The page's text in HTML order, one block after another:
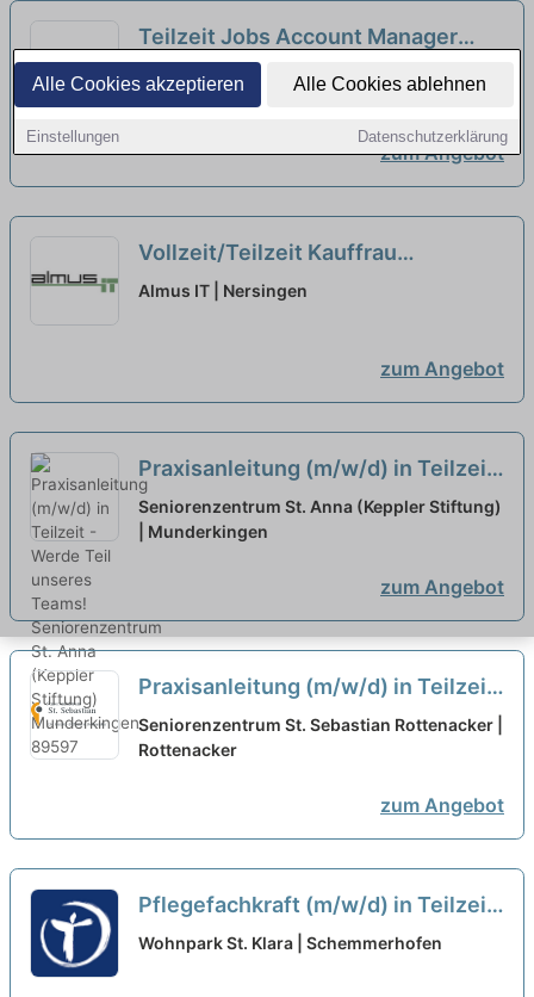
Alle Cookies akzeptieren Alle Cookies ablehnen
Einstellungen Datenschutzerklärung
Teilzeit Jobs Account Manager
Beimerstetten - Teilzeitangebote
entdecken neu
Universität Ulm Rektoramt SR-1 | Ulm
zum Angebot
Vollzeit/Teilzeit Kauffrau
/Kaufmann für Büromanagement
Almus IT | Nersingen
zum Angebot
Praxisanleitung (m/w/d) in Teilzeit
- Werde Teil unseres Teams! neu
Seniorenzentrum St. Anna (Keppler Stiftung)
| Munderkingen
zum Angebot
Praxisanleitung (m/w/d) in Teilzeit
- Ein Arbeitsplatz in einer
familiären Arbeitsatmosphäre!
Seniorenzentrum St. Sebastian Rottenacker |
Rottenacker
zum Angebot
Pflegefachkraft (m/w/d) in Teilzeit
- Bei uns startet Ihre Karriere!
Wohnpark St. Klara | Schemmerhofen